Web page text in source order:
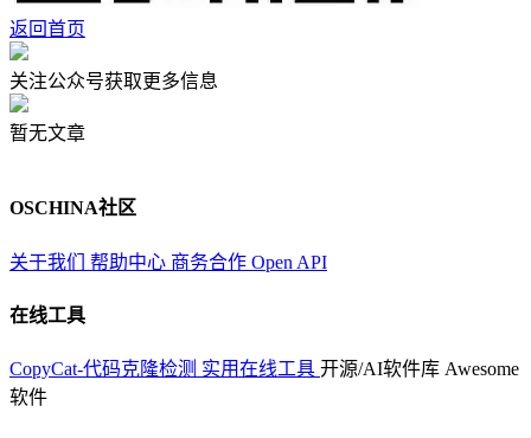
返回首页
关注公众号获取更多信息
暂无文章
OSCHINA社区
关于我们 帮助中心 商务合作 Open API
在线工具
CopyCat-代码克隆检测 实用在线工具 开源/AI软件库 Awesome
软件